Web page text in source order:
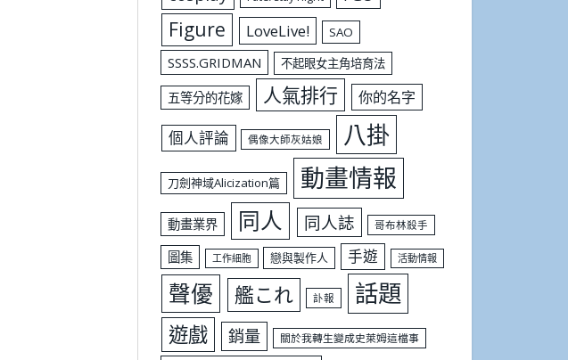
Figure LoveLive! SAO
SSSS.GRIDMAN 不起眼女主角培育法
五等分的花嫁 人氣排行 你的名字
個人評論 偶像大師灰姑娘 八掛
刀劍神域Alicization篇 動畫情報
動畫業界 同人 同人誌 哥布林殺手
圖集 工作細胞 戀與製作人 手遊 活動情報
聲優 艦これ 訃報 話題
遊戲 銷量 關於我轉生變成史萊姆這檔事